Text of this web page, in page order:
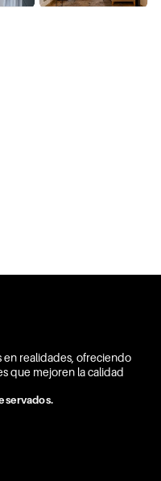
en realidades, ofreciendo
que mejoren la calidad